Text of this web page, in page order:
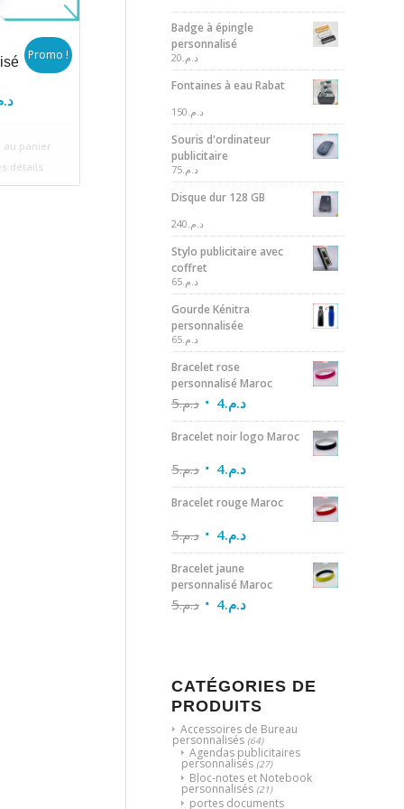
Le
actuel
est :
د.م.2.
Promo !
panier
détails
Badge à épingle
personnalisé
د.م. 20
Fontaines à eau Rabat
د.م. 150
Souris d'ordinateur
publicitaire
د.م. 75
Disque dur 128 GB
د.م. 240
Stylo publicitaire avec
coffret
د.م. 65
Gourde Kénitra
personnalisée
د.م. 65
Bracelet rose
personnalisé Maroc
د.م.5 د.م.4
Bracelet noir logo Maroc
د.م.5 د.م.4
Bracelet rouge Maroc
د.م.5 د.م.4
Bracelet jaune
personnalisé Maroc
د.م.5 د.م.4
CATÉGORIES DE
PRODUITS
Accessoires de Bureau
personnalisés (64)
Agendas publicitaires
personnalisés (27)
Bloc-notes et Notebook
personnalisés (21)
portes documents